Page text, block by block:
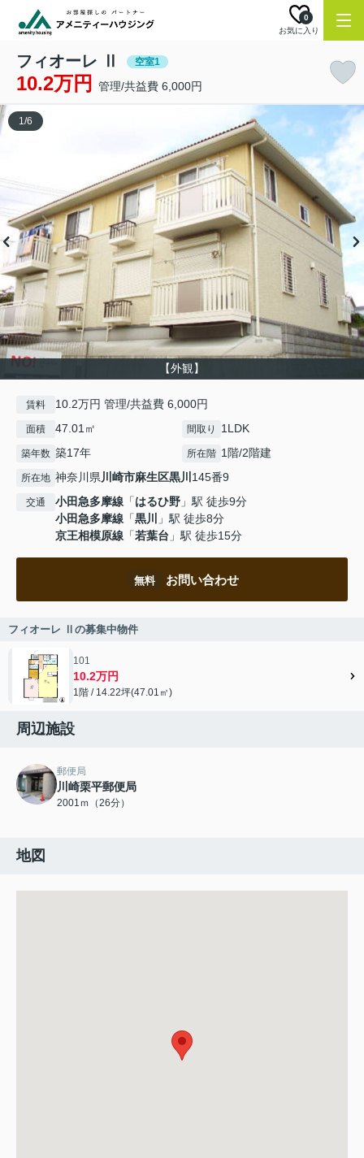
お気に入り
0
フィオーレ Ⅱ 空室1
10.2万円 管理/共益費 6,000円
【外観】
1/6
賃料 10.2万円 管理/共益費 6,000円
面積 47.01㎡ 間取り 1LDK
築年数 築17年 所在階 1階/2階建
所在地 神奈川県川崎市麻生区黒川 145番9
交通 小田急多摩線 「はるひ野 」駅 徒歩9分
小田急多摩線 「黒川
」駅 徒歩8分
京王相模原線 「若葉台 」駅 徒歩15分
無料 お問い合わせ
フィオーレ Ⅱの募集中物件
101
10.2万円
1階 / 14.22坪(47.01㎡)
周辺施設
郵便局
川崎栗平郵便局
2001ｍ（26分）
地図